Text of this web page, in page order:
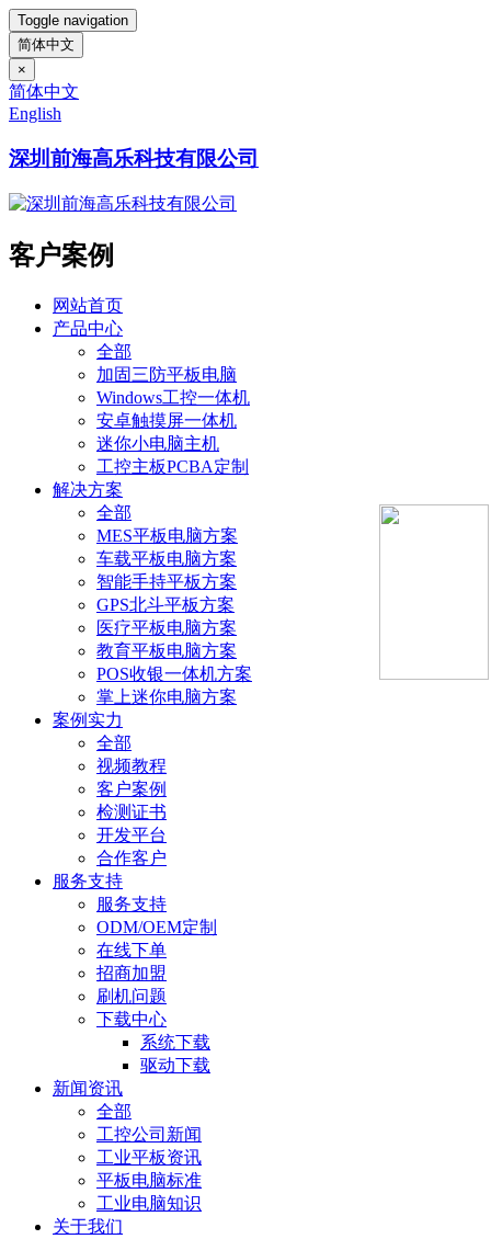
Toggle navigation
简体中文
×
简体中文
English
深圳前海高乐科技有限公司
客户案例
网站首页
产品中心
全部
加固三防平板电脑
Windows工控一体机
安卓触摸屏一体机
迷你小电脑主机
工控主板PCBA定制
解决方案
全部
MES平板电脑方案
车载平板电脑方案
智能手持平板方案
GPS北斗平板方案
医疗平板电脑方案
教育平板电脑方案
POS收银一体机方案
掌上迷你电脑方案
案例实力
全部
视频教程
客户案例
检测证书
开发平台
合作客户
服务支持
服务支持
ODM/OEM定制
在线下单
招商加盟
刷机问题
下载中心
系统下载
驱动下载
新闻资讯
全部
工控公司新闻
工业平板资讯
平板电脑标准
工业电脑知识
关于我们